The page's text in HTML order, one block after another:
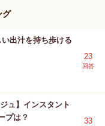
グ
い出汁を持ち歩ける
23
回答
ュ】インスタント
プは？
33